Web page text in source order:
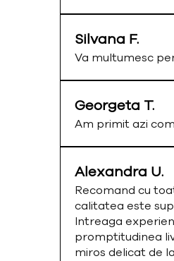
Silvana F.
Va multumesc
Georgeta T.
Am primit azi
Alexandra U.
Recomand cu
calitatea este
Intreaga
promptitudinea
miros delicat de